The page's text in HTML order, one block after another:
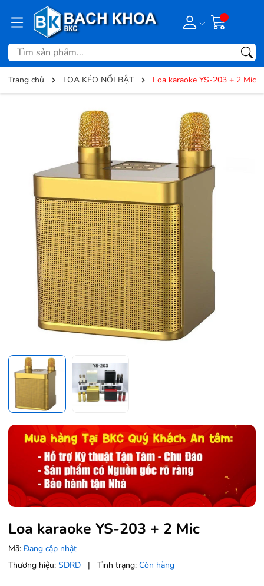
Trang chủ LOA KÉO NỔI BẬT Loa karaoke YS-203 + 2 Mic
Loa karaoke YS-203 + 2 Mic
Mã: Đang cập nhật
Thương hiệu: SDRD | Tình trạng: Còn hàng